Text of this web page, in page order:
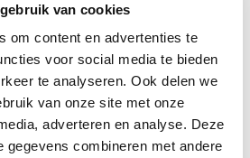
van cookies
om content en advertenties te
voor social media te bieden
te analyseren. Ook delen we
van onze site met onze
adverteren en analyse. Deze
gegevens combineren met andere
Hotels starten landelijke uitrol
AVIA VOLT en...